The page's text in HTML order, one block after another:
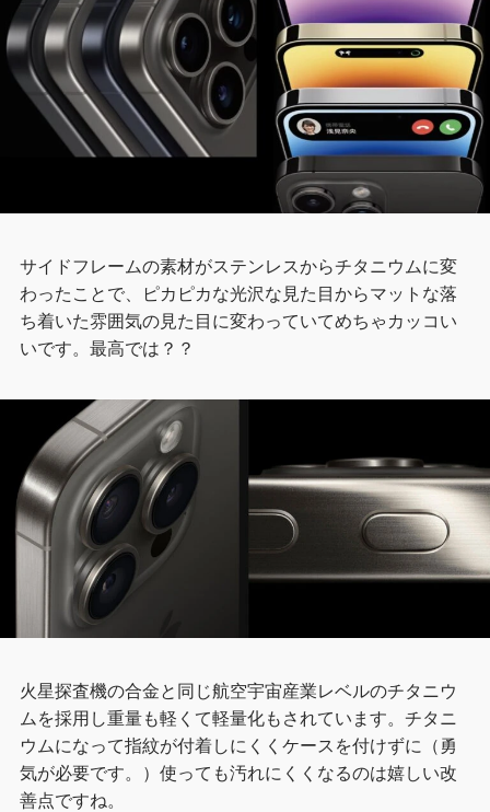
サイドフレームの素材がステンレスからチタニウムに変
わったことで、ピカピカな光沢な見た目からマットな落
ち着いた雰囲気の見た目に変わっていてめちゃカッコい
いです。最高では？？
火星探査機の合金と同じ航空宇宙産業レベルのチタニウ
ムを採用し重量も軽くて軽量化もされています。チタニ
ウムになって指紋が付着しにくくケースを付けずに（勇
気が必要です。）使っても汚れにくくなるのは嬉しい改
善点ですね。